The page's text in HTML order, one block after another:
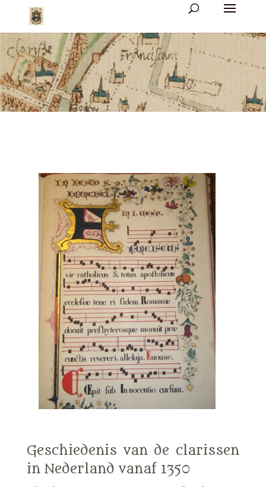
Geschiedenis van de clarissen
in Nederland vanaf 1350